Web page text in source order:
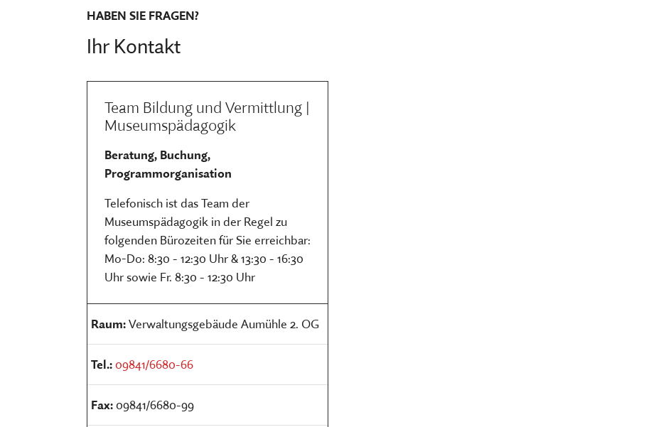
Ihr Kontakt
HABEN SIE FRAGEN?
Team Bildung und Vermittlung |
Museumspädagogik
Beratung, Buchung,
Programmorganisation
Telefonisch ist das Team der
Museumspädagogik in der Regel zu
folgenden Bürozeiten für Sie erreichbar:
Mo-Do: 8:30 - 12:30 Uhr & 13:30 - 16:30
Uhr sowie Fr. 8:30 - 12:30 Uhr
Raum:Verwaltungsgebäude Aumühle 2. OG
Tel.:09841/6680-66
Fax:09841/6680-99